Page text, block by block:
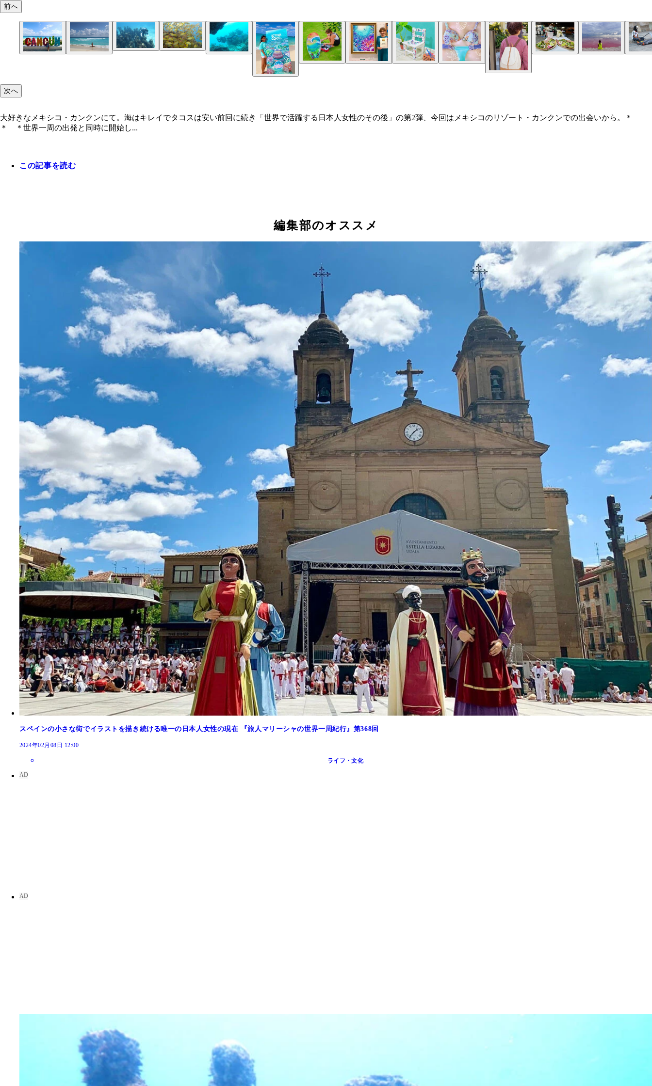
大好きなメキシコ・カンクンにて。海はキレイでタコスは安い
メキシコ・カンクンのビーチ
海底美術館MUSAは珊瑚を破壊から守るために始まったプロジェクト
トロピカルなお魚もわんさか
ダイビング中の私を撮影してくれている聡子さん
サーフボードアート（インスタグラムより）
「第46回現代童画展」で新人賞を受賞した茂手木聡子さん（インスタグラムより）
大好きなメキシコのオトミ族の模様を描いた椅子
何着あっても足りない仕事着。理想のものは自分で作る
帆布で作ったスリ防止用のリュック
現地で食べるタコスは激ウマで毎日でもOKだけど（笑）！
世界では数々の絶景を見ることができた（カンクン郊外／ピンクレイク）
世界で稼ぐ方法は色々ある（メキシコ／オアハカ）
前へ
次へ
大好きなメキシコ・カンクンにて。海はキレイでタコスは安い前回に続き「世界で活躍する日本人女性のその後」の第2弾、今回はメキシコのリゾート・カンクンでの出会いから。＊
＊ ＊世界一周の出発と同時に開始し...
この記事を読む
編集部のオススメ
スペインの小さな街でイラストを描き続ける唯一の日本人女性の現在 『旅人マリーシャの世界一周紀行』第368回
2024年02月08日 12:00
ライフ・文化